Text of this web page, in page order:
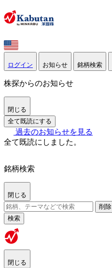
ログイン お知らせ 銘柄検索
株探からのお知らせ
閉じる
全て既読にする
過去のお知らせを見る
全て既読にしました。
銘柄検索
閉じる
削除
検索
閉じる